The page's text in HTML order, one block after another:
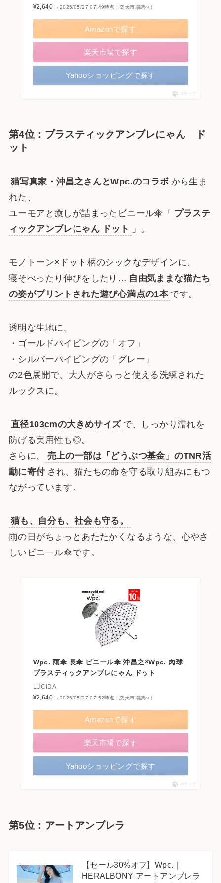
¥2,640
（2025/05/27 07:49時点 | 楽天市場調べ）
Amazonで探す
楽天市場で探す
Yahooショッピングで探す
ポチップ
第4位：プラスティックアンブレにゃん ド
ット
猫写真家・沖昌之さんとWpc.のコラボ から生ま
れた、
ユーモアと癒しが詰まったビニール傘「 プラステ
ィックアンブレにゃん ドット
」。
モノトーン×ドット柄のシックなデザインに、
寝そべったり伸びをしたり… 自由気ままな猫たち
の姿がプリントされた遊び心満点の1本 です。
透明な生地に、
・ゴールドパイピングの「オフ」
・シルバーパイピングの「グレー」
の2色展開で、大人がさらっと使える洗練された
ルックスに。
直径103cmの大きめサイズ で、しっかり濡れを
防げる実用性も◎。
さらに、
売上の一部は「どうぶつ基金」のTNR活
動に寄付 され、猫たちの命を守る取り組みにもつ
ながっています。
猫も、自分も、社会も守る。
雨の日がちょっとあたたかくなるような、心やさ
しいビニール傘です。
Wpc. 雨傘 長傘 ビニール傘 沖昌之×Wpc. 肉球
プラスティックアンブレにゃん ドット
LUCIDA
¥2,640
（2025/05/27 07:52時点 | 楽天市場調べ）
Amazonで探す
楽天市場で探す
Yahooショッピングで探す
ポチップ
第5位：アートアンブレラ
【セール30%オフ】Wpc.｜
HERALBONY アートアンブレラ